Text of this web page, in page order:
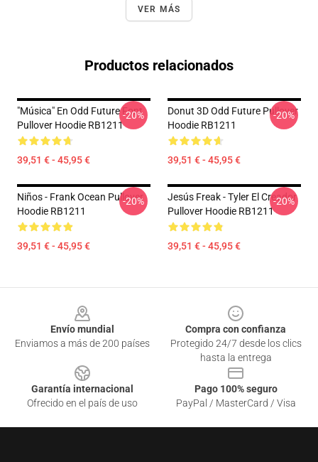
VER MÁS
Productos relacionados
"Música" En Odd Future Font
Pullover Hoodie RB1211
39,51 € - 45,95 €
-20%
Donut 3D Odd Future Pullover
Hoodie RB1211
39,51 € - 45,95 €
-20%
Niños - Frank Ocean Pullover
Hoodie RB1211
39,51 € - 45,95 €
-20%
Jesús Freak - Tyler El Creador
Pullover Hoodie RB1211
39,51 € - 45,95 €
-20%
Envío mundial
Enviamos a más de 200 países
Compra con confianza
Protegido 24/7 desde los clics
hasta la entrega
Garantía internacional
Ofrecido en el país de uso
Pago 100% seguro
PayPal / MasterCard / Visa